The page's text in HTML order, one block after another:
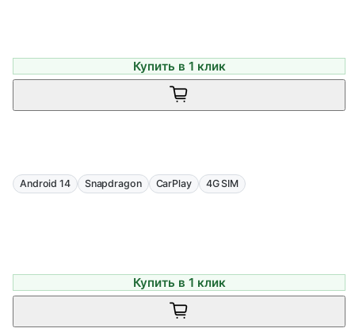
Купить в 1 клик
Android 14 Snapdragon CarPlay 4G SIM
Купить в 1 клик